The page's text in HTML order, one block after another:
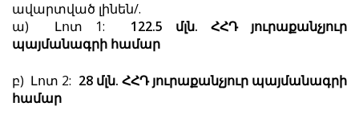
ավարտված լինեն/.
ա) Լոտ 1: 122.5 մլն. ՀՀԴ յուրաքանչյուր
պայմանագրի համար
բ) Լոտ 2: 28 մլն. ՀՀԴ յուրաքանչյուր պայմանագրի
համար